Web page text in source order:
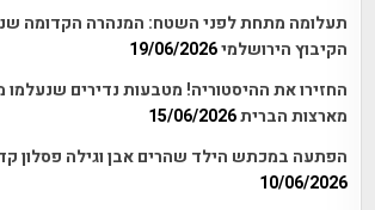
תעלומה מתחת לפני השטח: המנהרה הקדומה
הקיבוץ הירושלמי19/06/2026
החזירו את ההיסטוריה! מטבעות נדירים
מארצות הברית15/06/2026
הפתעה במכתש הילד שהרים אבן וגילה פסלון קדום בן
10/06/2026